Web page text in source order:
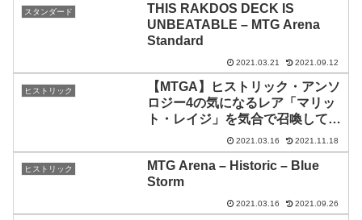
スタンダード
THIS RAKDOS DECK IS
UNBEATABLE – MTG Arena
Standard
2021.03.21 2021.09.12
ヒストリック
【MTGA】ヒストリック・アンソ
ロジー4の気になるレア「マリッ
ト・レイジ」を気合で召喚して気
持ち良くなる会【ヒストリック】
2021.03.16 2021.11.18
ヒストリック
MTG Arena – Historic – Blue
Storm
2021.03.16 2021.09.26